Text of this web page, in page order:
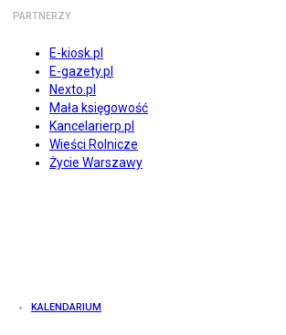
PARTNERZY
E-kiosk.pl
E-gazety.pl
Nexto.pl
Mała księgowość
Kancelarierp.pl
Wieści Rolnicze
Życie Warszawy
KALENDARIUM